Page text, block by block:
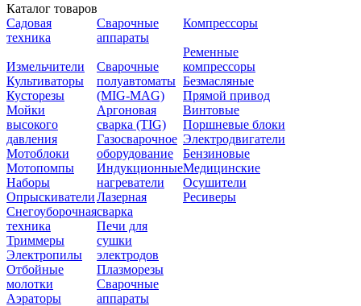
Каталог товаров
Садовая
техника
Измельчители
Культиваторы
Кусторезы
Мойки
высокого
давления
Мотоблоки
Мотопомпы
Наборы
Опрыскиватели
Снегоуборочная
техника
Триммеры
Электропилы
Отбойные
молотки
Аэраторы
Сварочные
аппараты
Сварочные
полуавтоматы
(MIG-MAG)
Аргоновая
сварка (TIG)
Газосварочное
оборудование
Индукционные
нагреватели
Лазерная
сварка
Печи для
сушки
электродов
Плазморезы
Сварочные
аппараты
Компрессоры
Ременные
компрессоры
Безмасляные
Прямой привод
Винтовые
Поршневые блоки
Электродвигатели
Бензиновые
Медицинские
Осушители
Ресиверы